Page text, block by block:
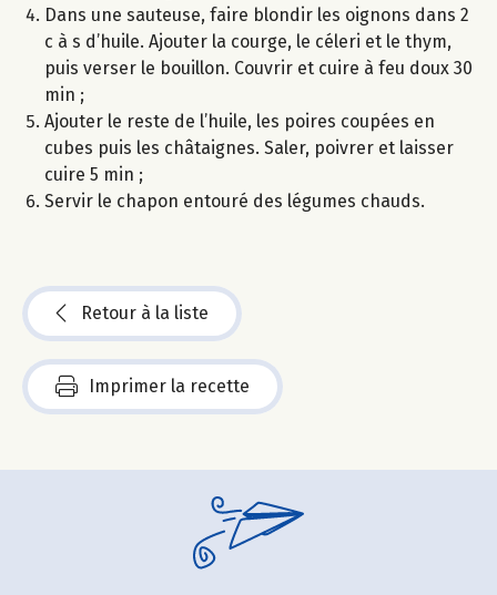
Dans une sauteuse, faire blondir les oignons dans 2
c à s d’huile. Ajouter la courge, le céleri et le thym,
puis verser le bouillon. Couvrir et cuire à feu doux 30
min ;
Ajouter le reste de l’huile, les poires coupées en
cubes puis les châtaignes. Saler, poivrer et laisser
cuire 5 min ;
Servir le chapon entouré des légumes chauds.
Retour à la liste
Imprimer la recette